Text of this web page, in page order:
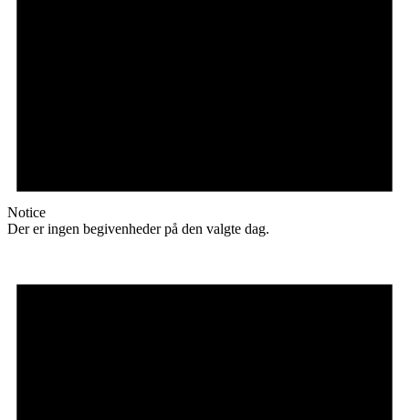
Notice
Der er ingen begivenheder på den valgte dag.